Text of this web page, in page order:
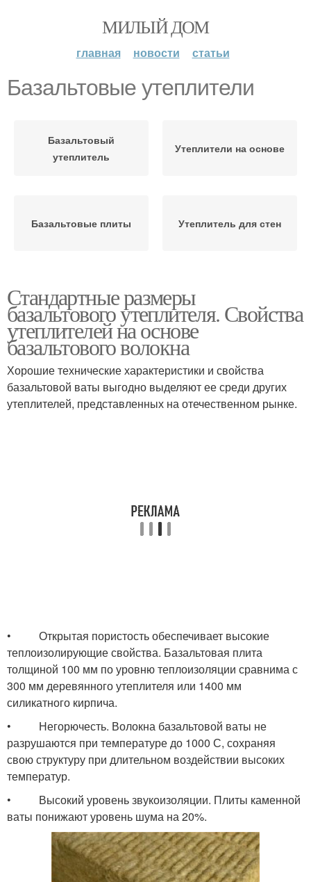
МИЛЫЙ ДОМ
главная новости статьи
Базальтовые утеплители
Базальтовый
утеплитель
Утеплители на основе
Базальтовые плиты Утеплитель для стен
Стандартные размеры
базальтового утеплителя. Свойства
утеплителей на основе
базальтового волокна
Хорошие технические характеристики и свойства
базальтовой ваты выгодно выделяют ее среди других
утеплителей, представленных на отечественном рынке.
• Открытая пористость обеспечивает высокие
теплоизолирующие свойства. Базальтовая плита
толщиной 100 мм по уровню теплоизоляции сравнима с
300 мм деревянного утеплителя или 1400 мм
силикатного кирпича.
• Негорючесть. Волокна базальтовой ваты не
разрушаются при температуре до 1000 С, сохраняя
свою структуру при длительном воздействии высоких
температур.
• Высокий уровень звукоизоляции. Плиты каменной
ваты понижают уровень шума на 20%.